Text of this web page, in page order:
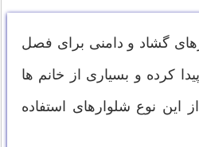
گشاد و دامنی برای فصل
کرده و بسیاری از خانم ها
این نوع شلوارهای استفاده